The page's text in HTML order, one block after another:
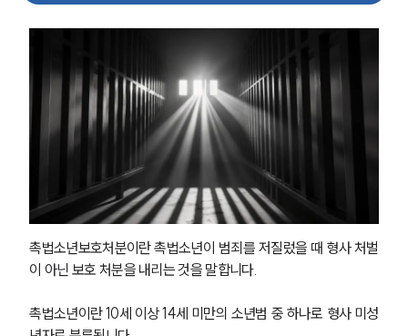
촉법소년보호처분이란 촉법소년이 범죄를 저질렀을 때 형사 처벌
이 아닌 보호 처분을 내리는 것을 말합니다.
촉법소년이란 10세 이상 14세 미만의 소년범 중 하나로 형사 미성